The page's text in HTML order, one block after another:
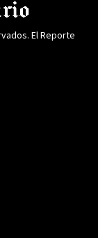
El Reporte